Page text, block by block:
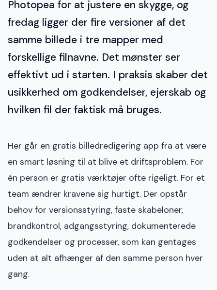
Photopea for at justere en skygge, og
fredag ligger der fire versioner af det
samme billede i tre mapper med
forskellige filnavne. Det mønster ser
effektivt ud i starten. I praksis skaber det
usikkerhed om godkendelser, ejerskab og
hvilken fil der faktisk må bruges.
Her går en gratis billedredigering app fra at være
en smart løsning til at blive et driftsproblem. For
én person er gratis værktøjer ofte rigeligt. For et
team ændrer kravene sig hurtigt. Der opstår
behov for versionsstyring, faste skabeloner,
brandkontrol, adgangsstyring, dokumenterede
godkendelser og processer, som kan gentages
uden at alt afhænger af den samme person hver
gang.